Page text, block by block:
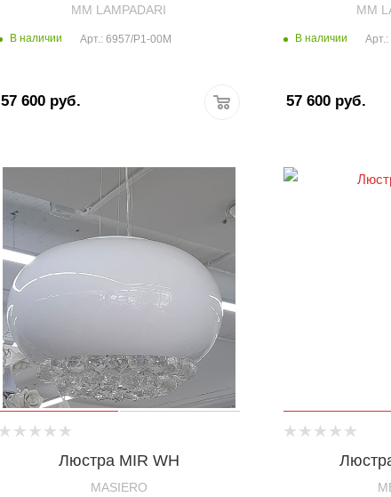
MM LAMPADARI
В наличии Арт.: 6957/P1-00M
57 600руб.
MM
В наличии
57 600руб.
Люстра MIR WH
MASIERO